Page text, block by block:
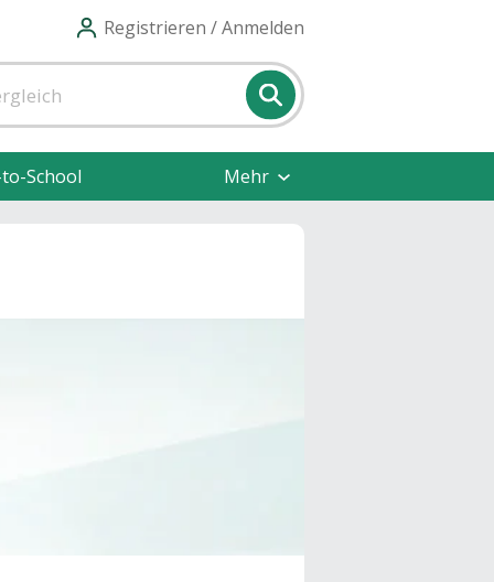
Registrieren / Anmelden
School Mehr